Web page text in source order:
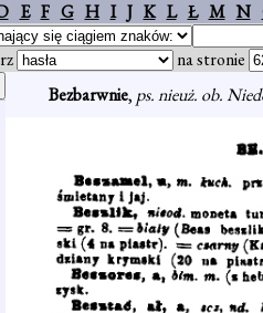
E F G H I J K L Ł M N
na stronie
Bezbarwnie, ps. nieuż. ob.